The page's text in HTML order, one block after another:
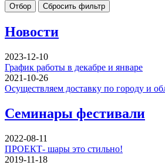
Отбор Сбросить фильтр
Новости
2023-12-10
График работы в декабре и январе
2021-10-26
Осуществляем доставку по городу и
Семинары фестивали
2022-08-11
ПРОЕКТ- шары это стильно!
2019-11-18